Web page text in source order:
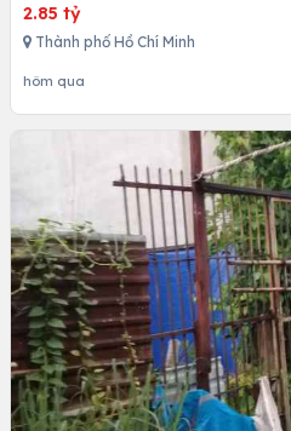
2.85 tỷ
Thành phố Hồ Chí Minh
hôm qua